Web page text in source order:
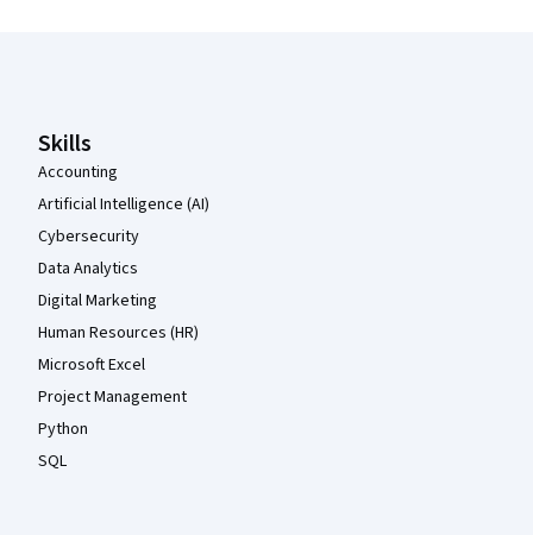
Skills
Accounting
Artificial Intelligence (AI)
Cybersecurity
Data Analytics
Digital Marketing
Human Resources (HR)
Microsoft Excel
Project Management
Python
SQL